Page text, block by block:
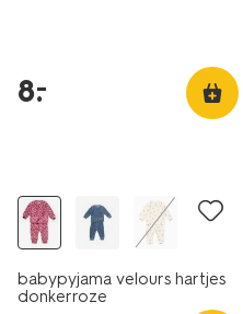
8.
–
babypyjama velours hartjes
donkerroze